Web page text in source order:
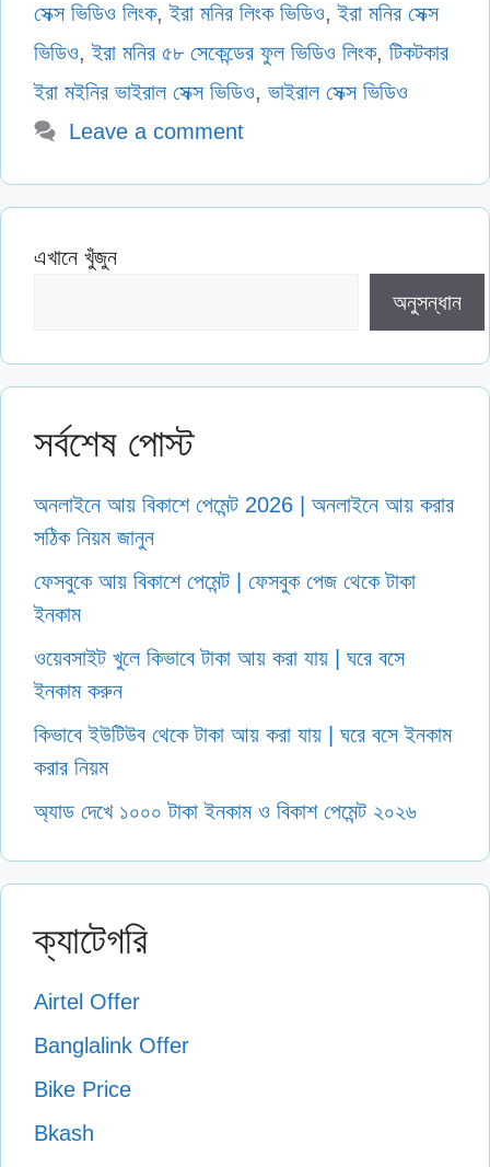
সেক্স ভিডিও লিংক,ইরা মনির লিংক ভিডিও,ইরা মনির সেক্স
ভিডিও,ইরা মনির ৫৮ সেকেন্ডের ফুল ভিডিও লিংক, টিকটকার
ইরা মইনির ভাইরাল সেক্স ভিডিও, ভাইরাল সেক্স ভিডিও
Leave a comment
এখানে খুঁজুন
অনুসন্ধান
সর্বশেষ পোস্ট
অনলাইনে আয় বিকাশে পেমেন্ট 2026 | অনলাইনে আয় করার
সঠিক নিয়ম জানুন
ফেসবুকে আয় বিকাশে পেমেন্ট | ফেসবুক পেজ থেকে টাকা
ইনকাম
ওয়েবসাইট খুলে কিভাবে টাকা আয় করা যায় | ঘরে বসে
ইনকাম করুন
কিভাবে ইউটিউব থেকে টাকা আয় করা যায় | ঘরে বসে ইনকাম
করার নিয়ম
অ্যাড দেখে ১০০০ টাকা ইনকাম ও বিকাশ পেমেন্ট ২০২৬
ক্যাটেগরি
Airtel Offer
Banglalink Offer
Bike Price
Bkash